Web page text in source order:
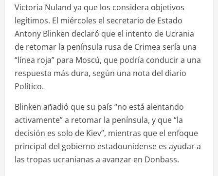
Victoria Nuland ya que los considera objetivos
legítimos. El miércoles el secretario de Estado
Antony Blinken declaró que el intento de Ucrania
de retomar la península rusa de Crimea sería una
“línea roja” para Moscú, que podría conducir a una
respuesta más dura, según una nota del diario
Político.
Blinken añadió que su país “no está alentando
activamente” a retomar la península, y que “la
decisión es solo de Kiev”, mientras que el enfoque
principal del gobierno estadounidense es ayudar a
las tropas ucranianas a avanzar en Donbass.